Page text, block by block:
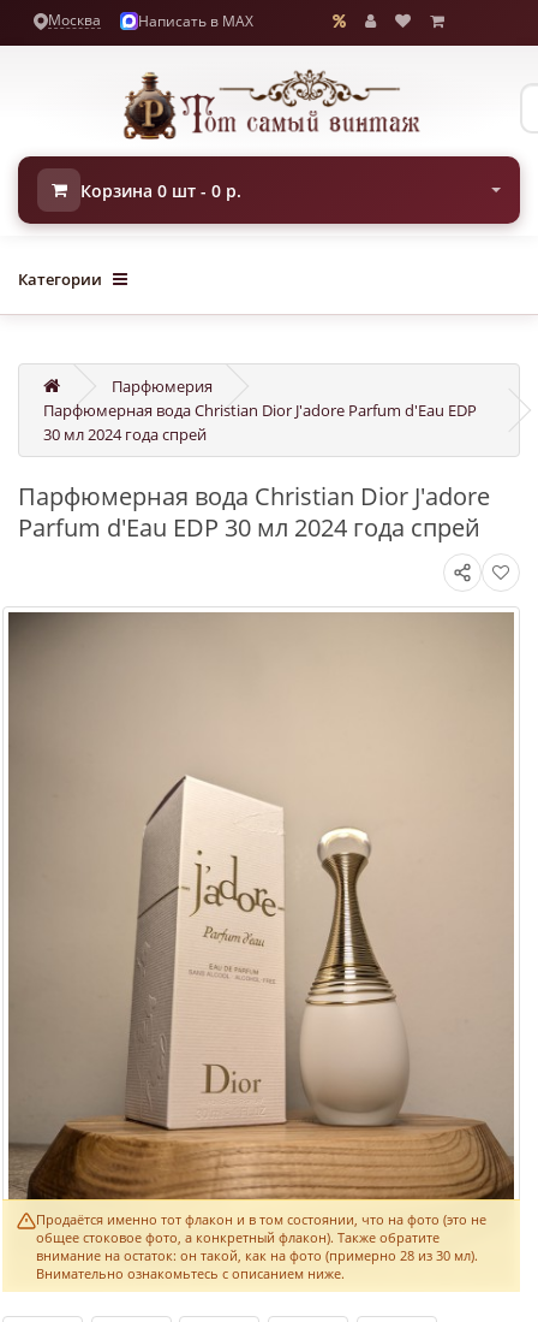
Москва Написать в MAX
Корзина 0 шт - 0 р.
Категории
Парфюмерия
Парфюмерная вода Christian Dior J'adore Parfum d'Eau EDP
30 мл 2024 года спрей
Парфюмерная вода Christian Dior J'adore
Parfum d'Eau EDP 30 мл 2024 года спрей
Продаётся именно тот флакон и в том состоянии, что на фото (это не
общее стоковое фото, а конкретный флакон). Также обратите
внимание на остаток: он такой, как на фото (примерно 28 из 30 мл).
Внимательно ознакомьтесь с описанием ниже.